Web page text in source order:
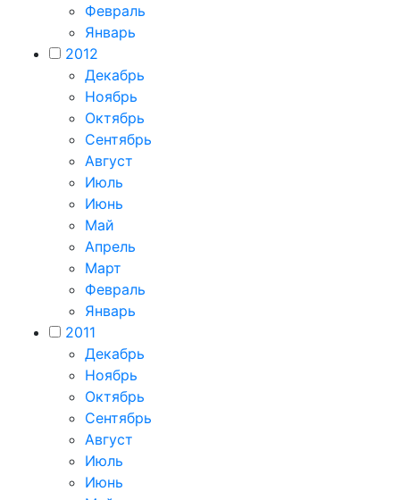
Февраль
Январь
2012
Декабрь
Ноябрь
Октябрь
Сентябрь
Август
Июль
Июнь
Май
Апрель
Март
Февраль
Январь
2011
Декабрь
Ноябрь
Октябрь
Сентябрь
Август
Июль
Июнь